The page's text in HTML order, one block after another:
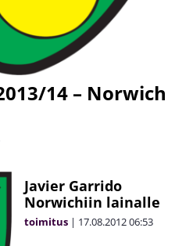
14 – Norwich
Javier Garrido
Norwichiin lainalle
toimitus | 17.08.201206:53